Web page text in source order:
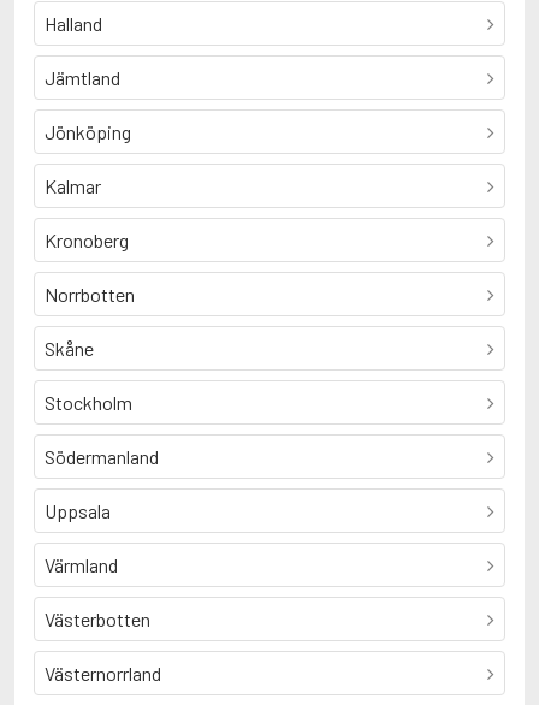
Halland
Jämtland
Jönköping
Kalmar
Kronoberg
Norrbotten
Skåne
Stockholm
Södermanland
Uppsala
Värmland
Västerbotten
Västernorrland